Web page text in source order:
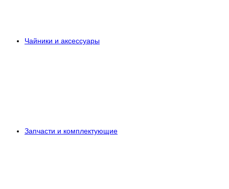
Чайники и аксессуары
Запчасти и комплектующие